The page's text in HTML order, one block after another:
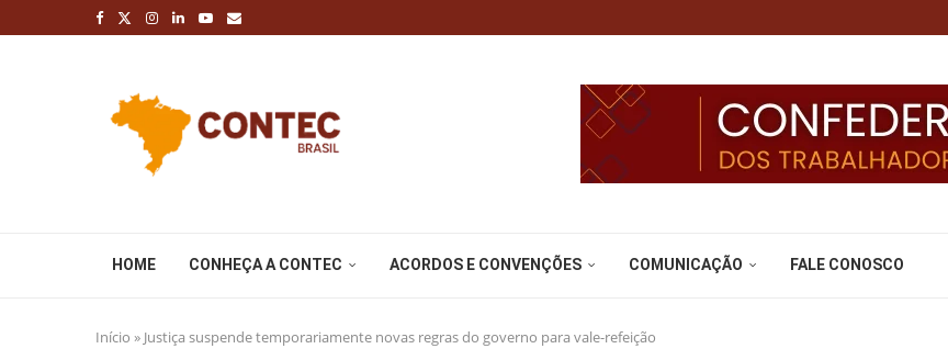
HOME CONHEÇA A CONTEC ACORDOS E CONVENÇÕES COMUNICAÇÃO FALE CONOSCO
Início » Justiça suspende temporariamente novas regras do governo para vale-refeição